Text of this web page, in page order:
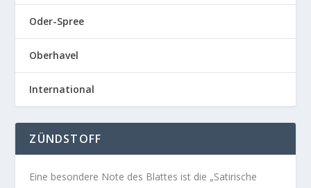
Oder-Spree
Oberhavel
International
ZÜNDSTOFF
Eine besondere Note des Blattes ist die „Satirische